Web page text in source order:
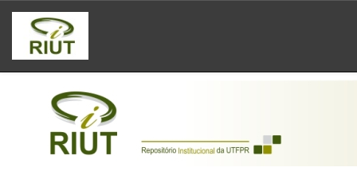
Skip
navigation